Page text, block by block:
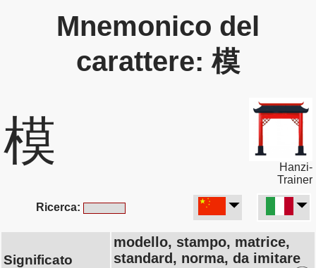
Mnemonico del
carattere: 模
模
Hanzi-
Trainer
Ricerca:
Significato
modello, stampo, matrice,
standard, norma, da imitare